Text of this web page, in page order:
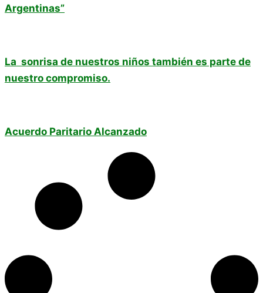
Argentinas”
La sonrisa de nuestros niños también es parte de
nuestro compromiso.
Acuerdo Paritario Alcanzado